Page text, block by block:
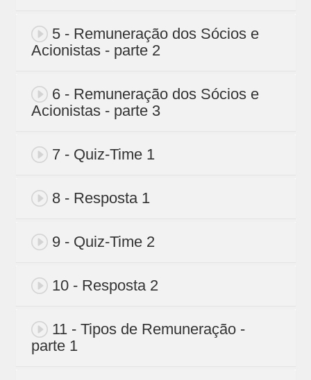
5 - Remuneração dos Sócios e
Acionistas - parte 2
6 - Remuneração dos Sócios e
Acionistas - parte 3
7 - Quiz-Time 1
8 - Resposta 1
9 - Quiz-Time 2
10 - Resposta 2
11 - Tipos de Remuneração -
parte 1